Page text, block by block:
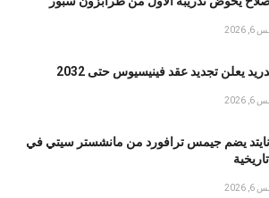
2026
يعلن تجديد عقد فينيسيوس حتى 2032
2026
يضم جيمس ترافورد من مانشستر سيتي في
2026